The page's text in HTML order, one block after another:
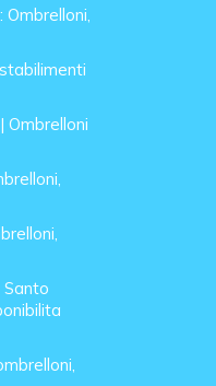
Ombrelloni